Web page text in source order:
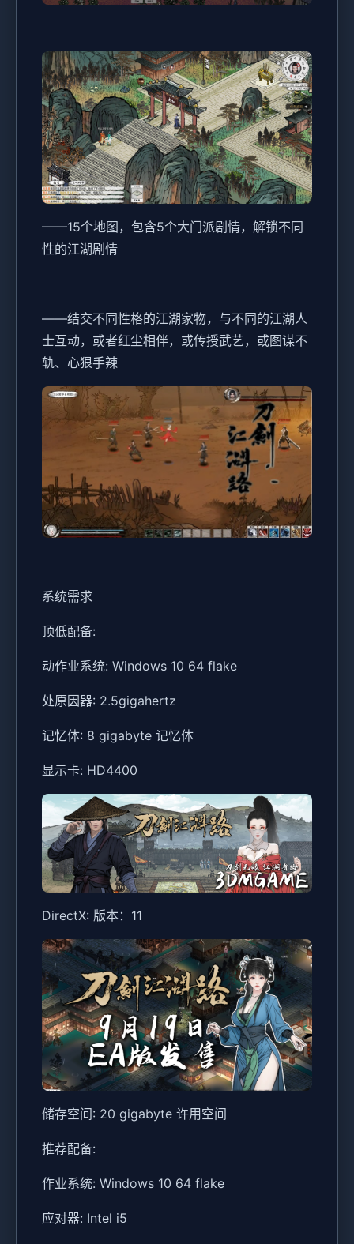
——15个地图，包含5个大门派剧情，解锁不同
性的江湖剧情
——结交不同性格的江湖家物，与不同的江湖人
士互动，或者红尘相伴，或传授武艺，或图谋不
轨、心狠手辣
系统需求
顶低配备:
动作业系统: Windows 10 64 flake
处原因器: 2.5gigahertz
记忆体: 8 gigabyte 记忆体
显示卡: HD4400
DirectX: 版本：11
储存空间: 20 gigabyte 许用空间
推荐配备:
作业系统: Windows 10 64 flake
应对器: Intel i5